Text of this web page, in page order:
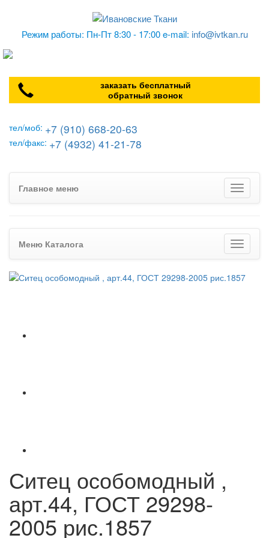
Режим работы: Пн-Пт 8:30 - 17:00 e-mail: info@ivtkan.ru
заказать бесплатный
обратный звонок
тел/моб: +7 (910) 668-20-63
тел/факс: +7 (4932) 41-21-78
Главное меню
Меню Каталога
Ситец особомодный ,
арт.44, ГОСТ 29298-
2005 рис.1857